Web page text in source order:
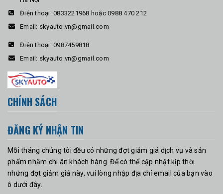
Điện thoại: 0833221968 hoặc 0988 470 212
Email: skyauto.vn@gmail.com
Điện thoại: 0987459818
Email: skyauto.vn@gmail.com
CHÍNH SÁCH
ĐĂNG KÝ NHẬN TIN
Mỗi tháng chúng tôi đều có những đợt giảm giá dịch vụ và sản
phẩm nhằm chi ân khách hàng. Để có thể cập nhật kịp thời
những đợt giảm giá này, vui lòng nhập địa chỉ email của bạn vào
ô dưới đây.